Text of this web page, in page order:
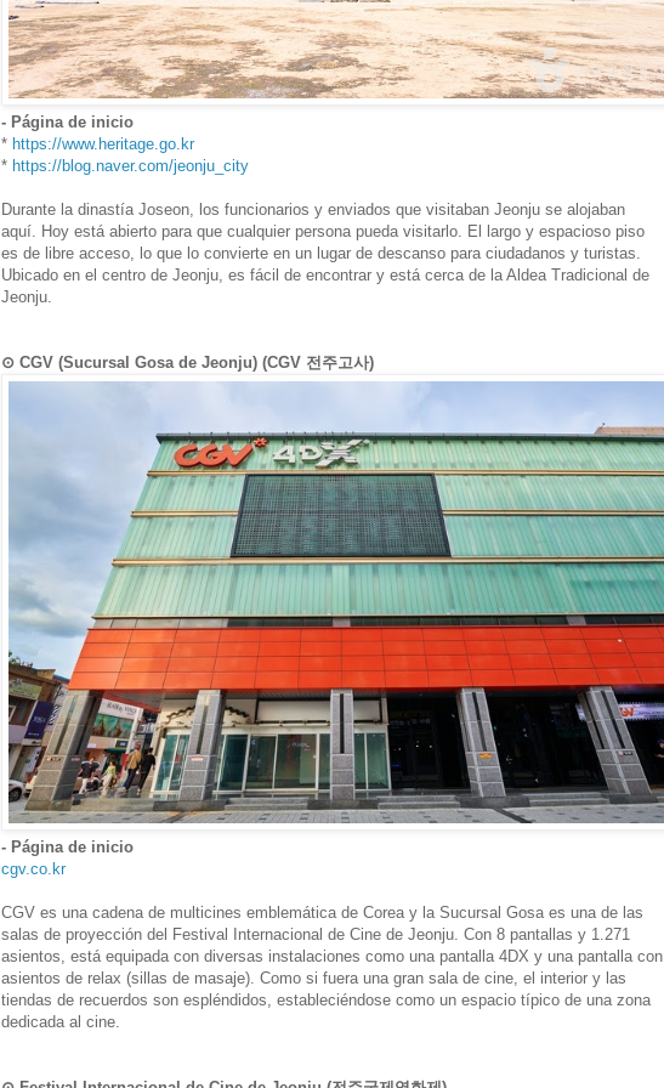
- Página de inicio
* https://www.heritage.go.kr
* https://blog.naver.com/jeonju_city
Durante la dinastía Joseon, los funcionarios y enviados que visitaban Jeonju se alojaban
aquí. Hoy está abierto para que cualquier persona pueda visitarlo. El largo y espacioso piso
es de libre acceso, lo que lo convierte en un lugar de descanso para ciudadanos y turistas.
Ubicado en el centro de Jeonju, es fácil de encontrar y está cerca de la Aldea Tradicional de
Jeonju.
⊙ CGV (Sucursal Gosa de Jeonju) (CGV 전주고사)
- Página de inicio
cgv.co.kr
CGV es una cadena de multicines emblemática de Corea y la Sucursal Gosa es una de las
salas de proyección del Festival Internacional de Cine de Jeonju. Con 8 pantallas y 1.271
asientos, está equipada con diversas instalaciones como una pantalla 4DX y una pantalla con
asientos de relax (sillas de masaje). Como si fuera una gran sala de cine, el interior y las
tiendas de recuerdos son espléndidos, estableciéndose como un espacio típico de una zona
dedicada al cine.